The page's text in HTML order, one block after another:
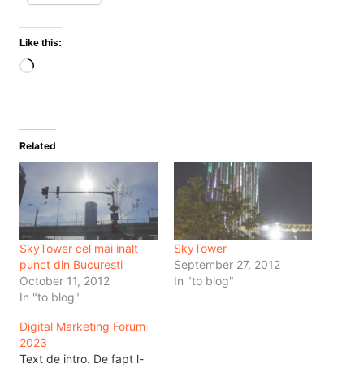
Like this:
Loading…
Related
SkyTower cel mai inalt
punct din Bucuresti
October 11, 2012
In "to blog"
SkyTower
September 27, 2012
In "to blog"
Digital Marketing Forum
2023
Text de intro. De fapt l-